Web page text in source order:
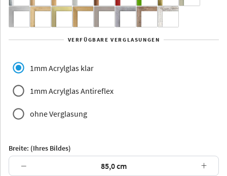
Yukon Alaska
Jersey Dauphine
VERFÜGBARE VERGLASUNGEN
1mm Acrylglas klar
1mm Acrylglas Antireflex
ohne Verglasung
Breite: (Ihres Bildes)
− +